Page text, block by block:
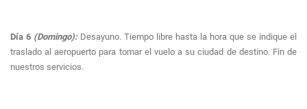
Día 6 (Domingo): Desayuno. Tiempo libre hasta la hora que se indique el
traslado al aeropuerto para tomar el vuelo a su ciudad de destino. Fin de
nuestros servicios.